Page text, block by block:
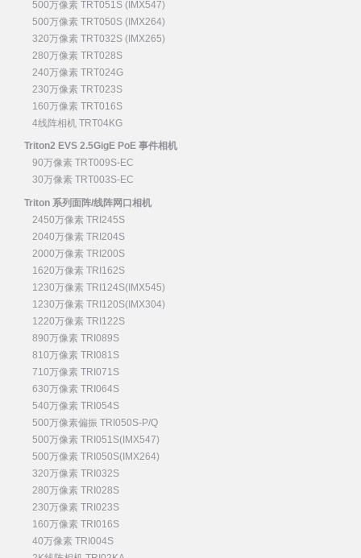
500万像素 TRT051S (IMX547)
500万像素 TRT050S (IMX264)
320万像素 TRT032S (IMX265)
280万像素 TRT028S
240万像素 TRT024G
230万像素 TRT023S
160万像素 TRT016S
4线阵相机 TRT04KG
Triton2 EVS 2.5GigE PoE 事件相机
90万像素 TRT009S-EC
30万像素 TRT003S-EC
Triton 系列面阵/线阵网口相机
2450万像素 TRI245S
2040万像素 TRI204S
2000万像素 TRI200S
1620万像素 TRI162S
1230万像素 TRI124S(IMX545)
1230万像素 TRI120S(IMX304)
1220万像素 TRI122S
890万像素 TRI089S
810万像素 TRI081S
710万像素 TRI071S
630万像素 TRI064S
540万像素 TRI054S
500万像素偏振 TRI050S-P/Q
500万像素 TRI051S(IMX547)
500万像素 TRI050S(IMX264)
320万像素 TRI032S
280万像素 TRI028S
230万像素 TRI023S
160万像素 TRI016S
40万像素 TRI004S